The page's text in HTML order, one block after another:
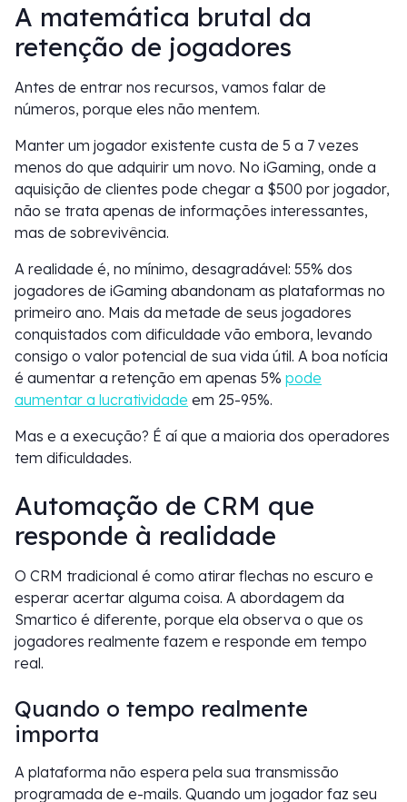
A matemática brutal da
retenção de jogadores
Antes de entrar nos recursos, vamos falar de
números, porque eles não mentem.
Manter um jogador existente custa de 5 a 7 vezes
menos do que adquirir um novo. No iGaming, onde a
aquisição de clientes pode chegar a $500 por jogador,
não se trata apenas de informações interessantes,
mas de sobrevivência.
A realidade é, no mínimo, desagradável: 55% dos
jogadores de iGaming abandonam as plataformas no
primeiro ano. Mais da metade de seus jogadores
conquistados com dificuldade vão embora, levando
consigo o valor potencial de sua vida útil. A boa notícia
é aumentar a retenção em apenas 5% pode
aumentar a lucratividade em 25-95%.
Mas e a execução? É aí que a maioria dos operadores
tem dificuldades.
Automação de CRM que
responde à realidade
O CRM tradicional é como atirar flechas no escuro e
esperar acertar alguma coisa. A abordagem da
Smartico é diferente, porque ela observa o que os
jogadores realmente fazem e responde em tempo
real.
Quando o tempo realmente
importa
A plataforma não espera pela sua transmissão
programada de e-mails. Quando um jogador faz seu